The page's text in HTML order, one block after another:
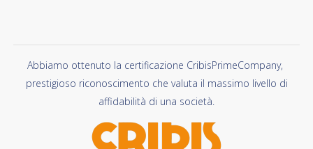
Abbiamo ottenuto la certificazione CribisPrimeCompany,
prestigioso riconoscimento che valuta il massimo livello di
affidabilità di una società.